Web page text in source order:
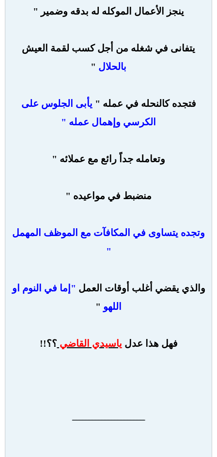
ينجز الأعمال الموكله له بدقه وضمير "
يتفانى في شغله من أجل كسب لقمة العيش
بالحلال "
فتجده كالنحله في عمله " يأبى الجلوس على
الكرسي وإهمال عمله "
وتعامله جداً رائع مع عملائه "
منضبط في مواعيده "
وتجده يتساوى في المكافآت مع الموظف المهمل
"
والذي يقضي أغلب أوقات العمل " إما في النوم او
اللهو "
فهل هذا عدل ياسيدي القاضي ؟؟!!
ــــــــــــــــــــــــــــــــــــــــــــــــــ